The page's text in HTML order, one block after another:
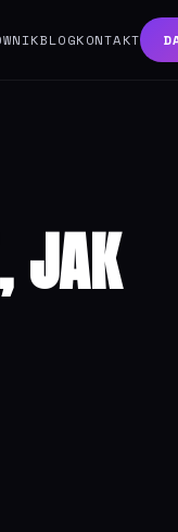
BLOGKONTAKT
JAK